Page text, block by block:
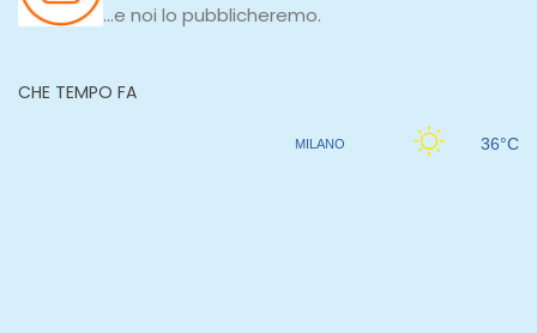
...e noi lo pubblicheremo.
CHE TEMPO FA